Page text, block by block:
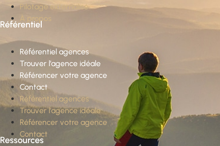
Pilotage externalisé
À propos
Référentiel
Référentiel agences
Trouver l’agence idéale
Référencer votre agence
Contact
Référentiel agences
Trouver l’agence idéale
Référencer votre agence
Contact
Ressources